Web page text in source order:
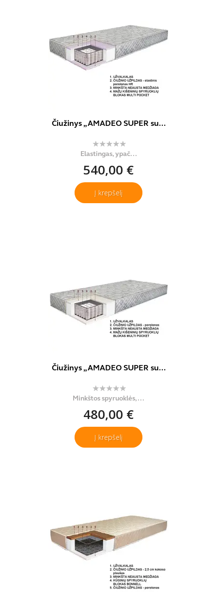
Čiužinys „AMADEO SUPER su...
Elastingas, ypač...
540,00 €
Į krepšelį
Čiužinys „AMADEO SUPER su...
Minkštos spyruoklės,...
480,00 €
Į krepšelį